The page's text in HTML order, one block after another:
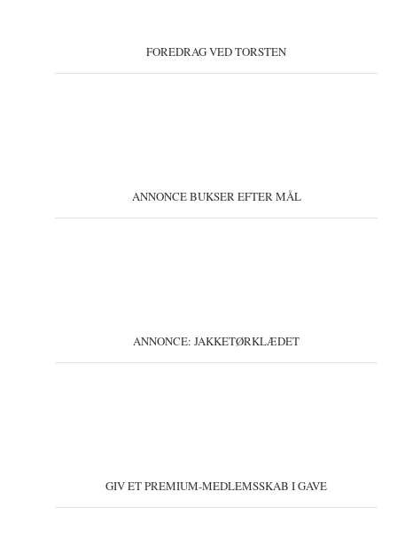
FOREDRAG VED TORSTEN
ANNONCE BUKSER EFTER MÅL
ANNONCE: JAKKETØRKLÆDET
GIV ET PREMIUM-MEDLEMSSKAB I GAVE